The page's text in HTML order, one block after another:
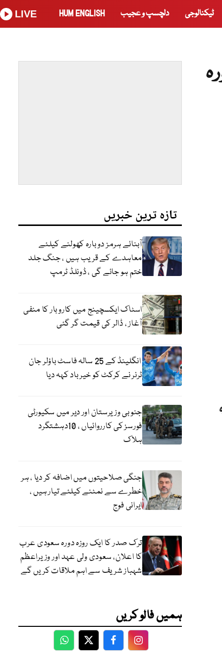
ٹیکنالوجی دلچسپ و عجیب HUM ENGLISH
LIVE
تازہ ترین خبریں
آبنائے ہرمز دوبارہ کھولنے کیلئے
معاہدے کے قریب ہیں ، جنگ جلد
ختم ہو جائے گی ، ڈونلڈ ٹرمپ
اسٹاک ایکسچینج میں کاروبار کا منفی
آغاز ، ڈالر کی قیمت گر گئی
انگلینڈ کے 25 سالہ فاسٹ باؤلر جان
ٹرنر نے کرکٹ کو خیر باد کہہ دیا
جنوبی وزیرستان اور دیر میں سکیورٹی
فورسز کی کارروائیاں ، 10دہشتگرد
ہلاک
جنگی صلاحیتوں میں اضافہ کر دیا ، ہر
خطرے سے نمٹنے کیلئے تیار ہیں ،
ایرانی فوج
ترک صدر کا ایک روزہ دورہ سعودی عرب
کا اعلان، سعودی ولی عہد اور وزیراعظم
شہباز شریف سے اہم ملاقات کریں گے
ہمیں فالو کریں
WhatsApp
TwitterFacebookFacebook